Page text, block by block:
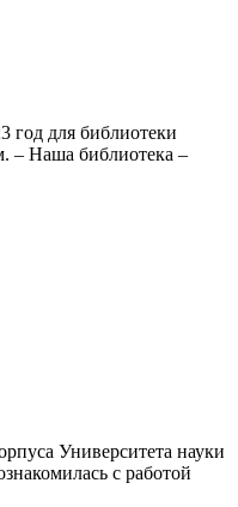
год для библиотеки
– Наша библиотека –
Университета науки
с работой